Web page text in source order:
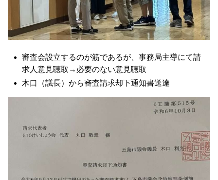
審査会設立するのが筋であるが、事務局主導にて請
求人意見聴取→必要のない意見聴取
木口（議長）から審査請求却下通知書送達